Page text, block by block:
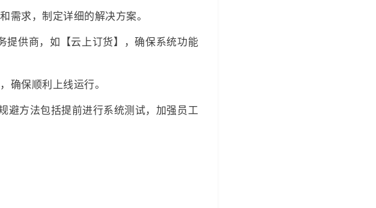
求，制定详细的解决方案。
供商，如【云上订货】，确保系统功能
确保顺利上线运行。
避方法包括提前进行系统测试，加强员工